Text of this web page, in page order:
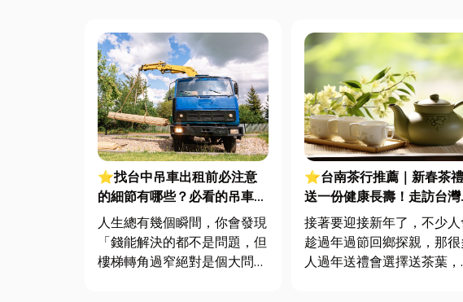
⭐找台中吊車出租前必注意
的細節有哪些？必看的吊車出
租全攻略：吊車費用、種類都
在這！
人生總有幾個瞬間，你會發現
「錢能解決的都不是問題，但
樓梯轉角過窄絕對是個大問
⭐台南茶行推薦｜新春茶禮
送一份健康長壽！走訪台灣
園，見證台南產茶新歷史
接著要迎接新年了，不少人
趁過年過節回鄉探親，那很
人過年送禮會選擇送茶葉，